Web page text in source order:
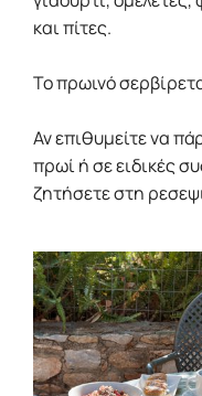
και πίτες.
Το πρωινό
Αν επιθυμείτε να
πρωί ή σε ειδικές
ζητήσετε στη